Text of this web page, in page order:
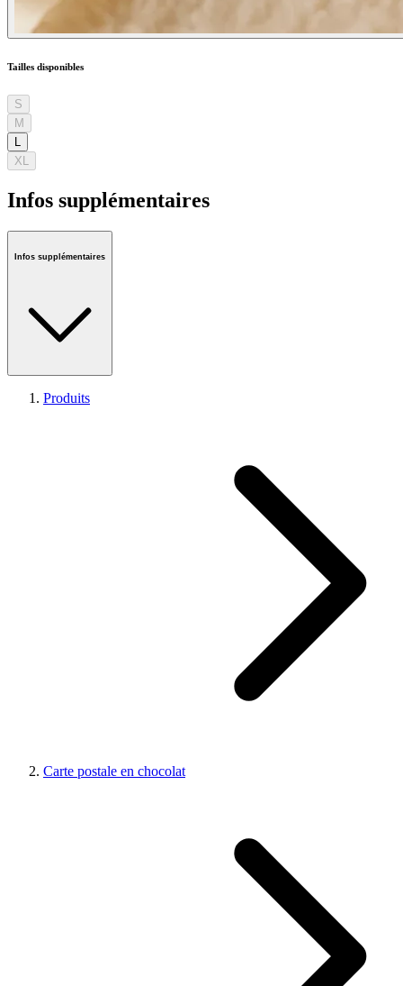
Tailles disponibles
S
M
XL
Infos supplémentaires
Infos supplémentaires
Produits
Carte postale en chocolat